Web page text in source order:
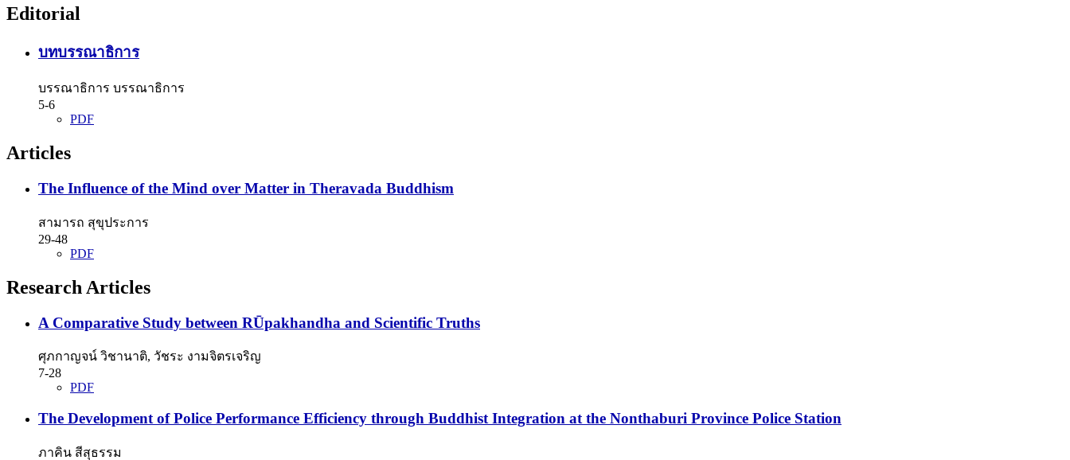
Editorial
บทบรรณาธิการ
บรรณาธิการ บรรณาธิการ
5-6
PDF
Articles
The Influence of the Mind over Matter in Theravada Buddhism
สามารถ สุขุประการ
29-48
PDF
Research Articles
A Comparative Study between RŪpakhandha and Scientific Truths
ศุภกาญจน์ วิชานาติ, วัชระ งามจิตรเจริญ
7-28
PDF
The Development of Police Performance Efficiency through Buddhist Integration at the Nonthaburi Province Police Station
ภาคิน สีสุธรรม